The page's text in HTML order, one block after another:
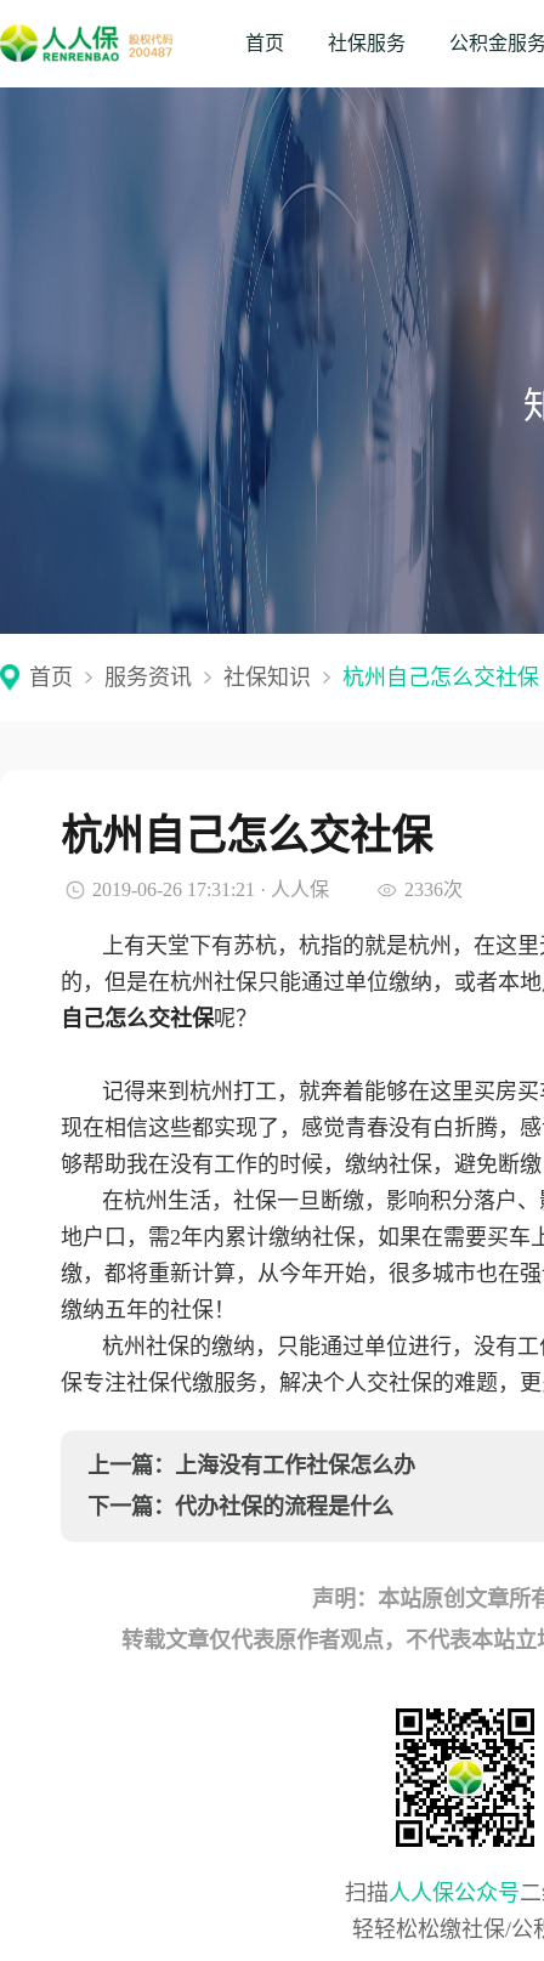
首页 社保服务 公积金服
首页 服务资讯 社保知识 杭州自己怎么交社保
杭州自己怎么交社保
2019-06-26 17:31:21 · 人人保 2336次
上有天堂下有苏杭，杭指的就是杭州，在这
的，但是在杭州社保只能通过单位缴纳，或者本
自己怎么交社保呢？
记得来到杭州打工，就奔着能够在这里买房
现在相信这些都实现了，感觉青春没有白折腾，
够帮助我在没有工作的时候，缴纳社保，避免断
在杭州生活，社保一旦断缴，影响积分落户
地户口，需2年内累计缴纳社保，如果在需要买
缴，都将重新计算，从今年开始，很多城市也在
缴纳五年的社保！
杭州社保的缴纳，只能通过单位进行，没有
保专注社保代缴服务，解决个人交社保的难题，
上一篇： 上海没有工作社保怎么办
下一篇： 代办社保的流程是什么
声明：本站原创文章所
转载文章仅代表原作者观点，不代表本站
扫描人人保公众号
轻轻松松缴社保/公